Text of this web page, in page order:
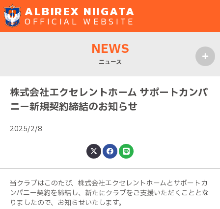
ALBIREX NIIGATA
OFFICIAL WEBSITE
NEWS
ニュース
株式会社エクセレントホーム サポートカンパ
ニー新規契約締結のお知らせ
2025/2/8
当クラブはこのたび、株式会社エクセレントホームとサポートカ
ンパニー契約を締結し、新たにクラブをご支援いただくこととな
りましたので、お知らせいたします。